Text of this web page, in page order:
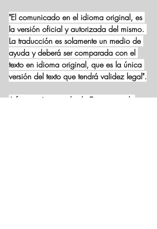
"El comunicado en el idioma original, es
la versión oficial y autorizada del mismo.
La traducción es solamente un medio de
ayuda y deberá ser comparada con el
texto en idioma original, que es la única
versión del texto que tendrá validez legal".
Información tomada de Estrategias de